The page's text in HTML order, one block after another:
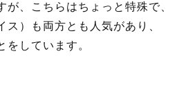
、こちらはちょっと特殊で、
）も両方とも人気があり、
しています。